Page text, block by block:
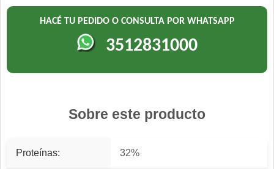
HACÉ TU PEDIDO O CONSULTA POR WHATSAPP
3512831000
Sobre este producto
Proteínas: 32%